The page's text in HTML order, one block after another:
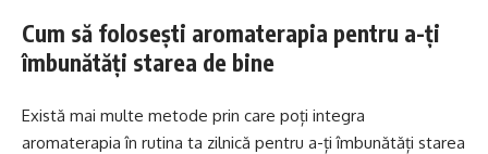
Cum să folosești aromaterapia pentru a-ți
îmbunătăți starea de bine
Există mai multe metode prin care poți integra
aromaterapia în rutina ta zilnică pentru a-ți îmbunătăți starea